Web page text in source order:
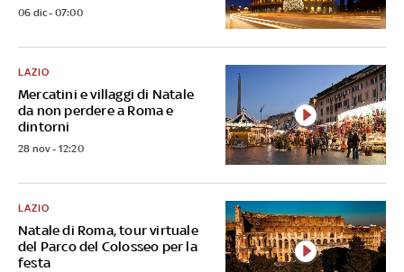
06 dic - 07:00
Mercatini e villaggi di Natale
da non perdere a Roma e
dintorni
LAZIO
28 nov - 12:20
Natale di Roma, tour virtuale
del Parco del Colosseo per la
festa
LAZIO